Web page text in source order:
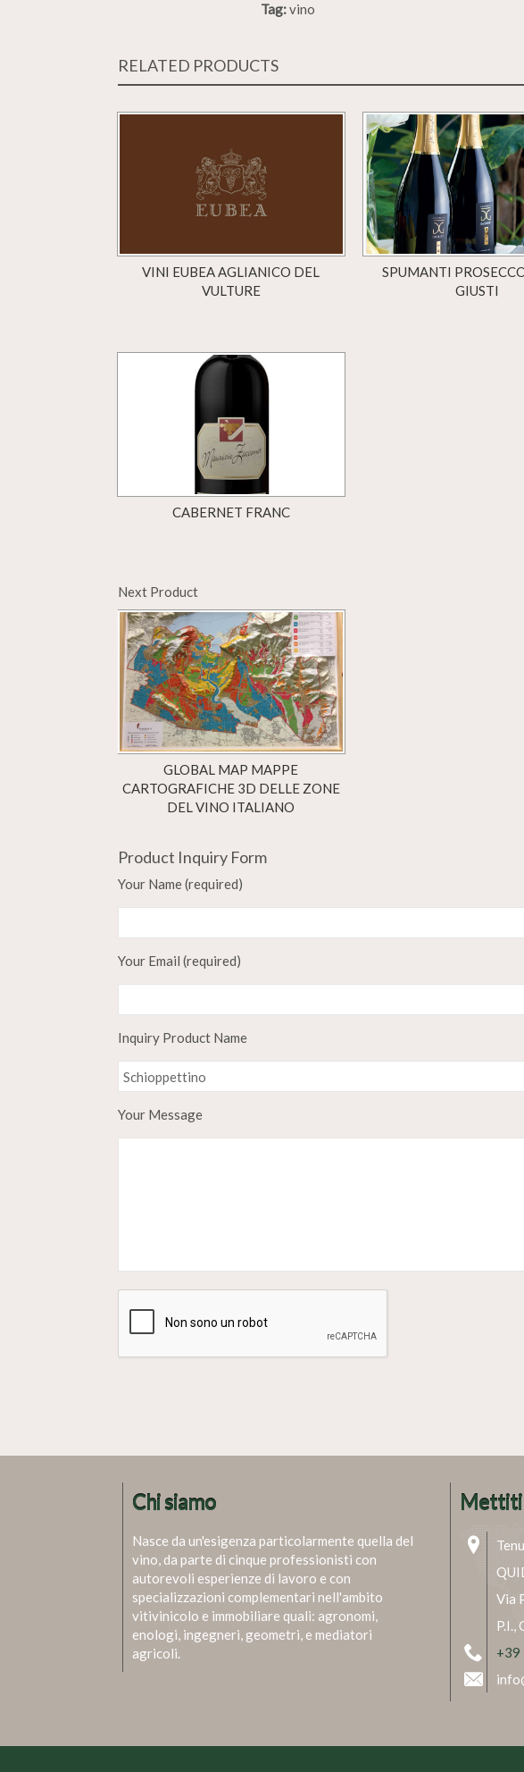
Tag:vino
RELATED PRODUCTS
VINI EUBEA AGLIANICO DEL
VULTURE
SPUMANTI
GIUSTI
CABERNET FRANC
Next Product
GLOBAL MAP MAPPE
CARTOGRAFICHE 3D DELLE ZONE
DEL VINO ITALIANO
Product Inquiry Form
Your Name (required)
Your Email (required)
Inquiry Product Name
Your Message
Chi siamo
Nasce da un'esigenza particolarmente quella del
vino, da parte di cinque professionisti con
autorevoli esperienze di lavoro e con
specializzazioni complementari nell'ambito
vitivinicolo e immobiliare quali: agronomi,
enologi, ingegneri, geometri, e mediatori
agricoli.
Mettiti
Via
P.I.,
+39